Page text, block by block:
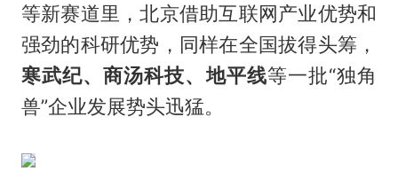
等新赛道里，北京借助互联网产业优势和
强劲的科研优势，同样在全国拔得头筹，
寒武纪、商汤科技、地平线等一批“独角
兽”企业发展势头迅猛。